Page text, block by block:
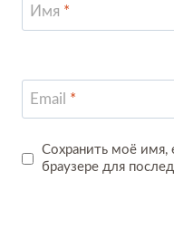
Имя *
Email *
Сохранить моё имя,
браузере для